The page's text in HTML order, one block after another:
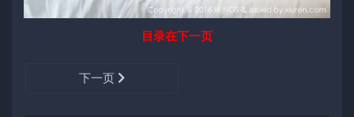
目录在下一页
下一页